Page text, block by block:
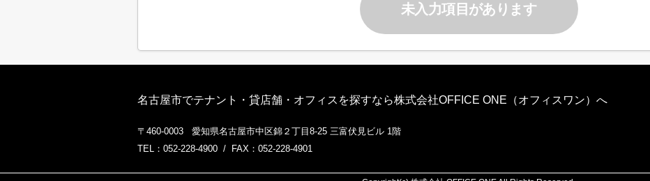
未入力項目があります
名古屋市でテナント・貸店舗・オフィスを探すなら株式会社OFFICE ONE（オフィスワン）へ
〒460-0003 愛知県名古屋市中区錦２丁目8-25 三富伏見ビル 1階
TEL：052-228-4900 / FAX：052-228-4901